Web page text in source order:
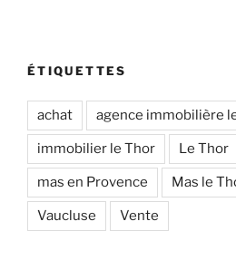
ÉTIQUETTES
achat agence immobilière
immobilier le Thor Le Thor
mas en Provence Mas le
Vaucluse Vente